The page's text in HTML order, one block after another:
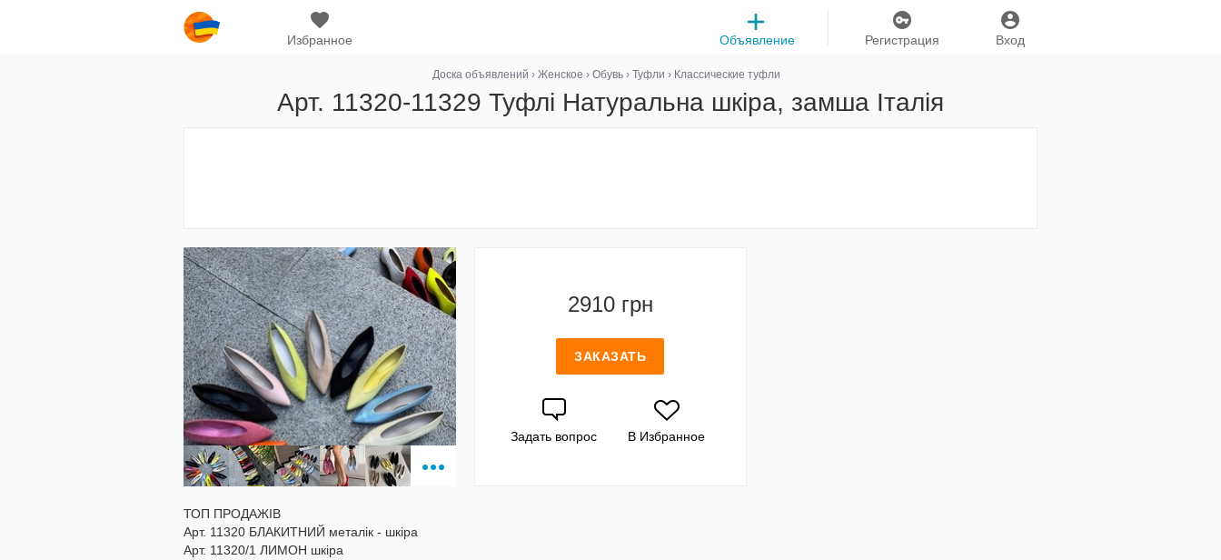
Избранное Вход
Регистрация
Объявление
Доска объявлений › Женское › Обувь› Туфли › Классические туфли
Арт. 11320-11329 Туфлі Натуральна шкіра, замша Італія
2910 грн
ЗАКАЗАТЬ
Задать вопрос В Избранное
ТОП ПРОДАЖІВ
Арт. 11320 БЛАКИТНИЙ металік - шкіра
Арт. 11320/1 ЛИМОН шкіра